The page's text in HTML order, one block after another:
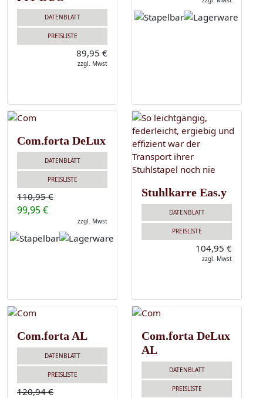
DATENBLATT
PREISLISTE
89,95 €
zzgl. Mwst
Com.forta DeLux
DATENBLATT
PREISLISTE
110,95 €
99,95 €
zzgl. Mwst
Stuhlkarre Eas.y
DATENBLATT
PREISLISTE
104,95 €
zzgl. Mwst
Com.forta AL
DATENBLATT
PREISLISTE
120,94 €
Com.forta DeLux
AL
DATENBLATT
PREISLISTE